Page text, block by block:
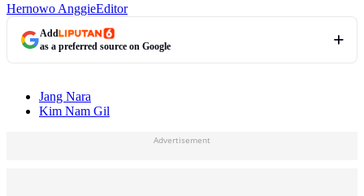
Hernowo AnggieEditor
Add
as a preferred source on Google
Jang Nara
Kim Nam Gil
Advertisement